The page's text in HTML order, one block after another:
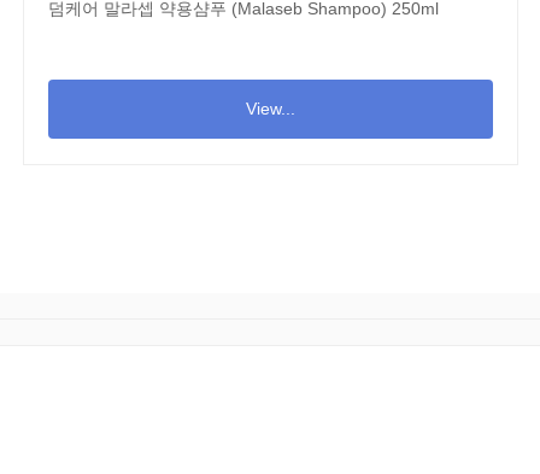
덤케어 말라셉 약용샴푸 (Malaseb Shampoo) 250ml
View...